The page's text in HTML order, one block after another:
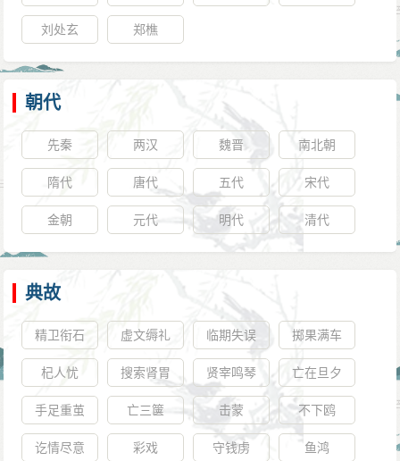
刘处玄 郑樵
朝代
先秦 两汉 魏晋 南北朝
隋代 唐代 五代 宋代
金朝 元代 明代 清代
典故
精卫衔石 虚文缛礼 临期失误 掷果满车
杞人忧 搜索肾胃 贤宰鸣琴 亡在旦夕
手足重茧 亡三箧 击蒙 不下鸥
讫情尽意 彩戏 守钱虏 鱼鸿